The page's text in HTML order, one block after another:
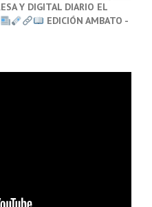
Y DIGITAL DIARIO EL
EDICIÓN AMBATO -